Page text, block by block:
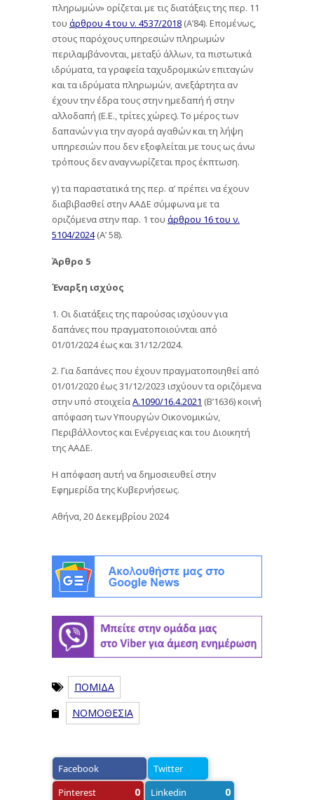
πληρωμών» ορίζεται με τις διατάξεις της περ. 11
του άρθρου 4 του ν. 4537/2018 (Α’84). Επομένως,
στους παρόχους υπηρεσιών πληρωμών
περιλαμβάνονται, μεταξύ άλλων, τα πιστωτικά
ιδρύματα, τα γραφεία ταχυδρομικών επιταγών
και τα ιδρύματα πληρωμών, ανεξάρτητα αν
έχουν την έδρα τους στην ημεδαπή ή στην
αλλοδαπή (Ε.Ε., τρίτες χώρες). Το μέρος των
δαπανών για την αγορά αγαθών και τη λήψη
υπηρεσιών που δεν εξοφλείται με τους ως άνω
τρόπους δεν αναγνωρίζεται προς έκπτωση.
γ) τα παραστατικά της περ. α’ πρέπει να έχουν
διαβιβασθεί στην ΑΑΔΕ σύμφωνα με τα
οριζόμενα στην παρ. 1 του άρθρου 16 του ν.
5104/2024(Α’ 58).
Άρθρο 5
Έναρξη ισχύος
1. Οι διατάξεις της παρούσας ισχύουν για
δαπάνες που πραγματοποιούνται από
01/01/2024 έως και 31/12/2024.
2. Για δαπάνες που έχουν πραγματοποιηθεί από
01/01/2020 έως 31/12/2023 ισχύουν τα οριζόμενα
στην υπό στοιχείαΑ.1090/16.4.2021 (Β’1636) κοινή
απόφαση των Υπουργών Οικονομικών,
Περιβάλλοντος και Ενέργειας και του Διοικητή
της ΑΑΔΕ.
Η απόφαση αυτή να δημοσιευθεί στην
Εφημερίδα της Κυβερνήσεως.
Αθήνα, 20 Δεκεμβρίου 2024
ΠΟΜΙΔΑ
ΝΟΜΟΘΕΣΙΑ
Facebook
Twitter
Pinterest
0 Linkedin 0